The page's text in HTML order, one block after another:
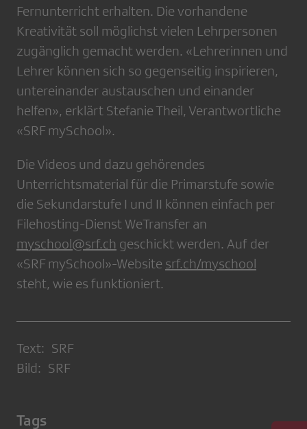
Fernunterricht erhalten. Die vorhandene
Kreativität soll möglichst vielen Lehrpersonen
zugänglich gemacht werden. «Lehrerinnen und
Lehrer können sich so gegenseitig inspirieren,
untereinander austauschen und einander
helfen», erklärt Stefanie Theil, Verantwortliche
«SRF mySchool».
Die Videos und dazu gehörendes
Unterrichtsmaterial für die Primarstufe sowie
die Sekundarstufe I und II können einfach per
Filehosting-Dienst WeTransfer an
myschool@srf.ch geschickt werden. Auf der
«SRF mySchool»-Website srf.ch/myschool
steht, wie es funktioniert.
Text: SRF
Bild: SRF
Tags